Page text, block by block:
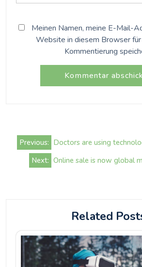
Meinen Namen, meine E-Mail-
Website in diesem Browser
Kommentierung
Beitrags-
Navigation
Previous: Doctors are using
Next: Online sale is now global
Related